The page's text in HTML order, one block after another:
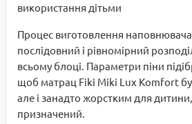
використання дітьми
Процес виготовлення наповнювача
послідовний і рівномірний
всьому блоці. Параметри піни
щоб матрац Fiki Miki Lux Komfort
але і занадто жорстким для дитини,
призначений.